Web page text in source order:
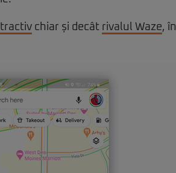
chiar și decât rivalul Waze, în